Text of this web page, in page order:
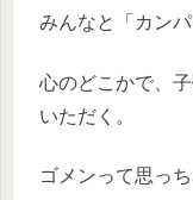
みんなと「カン
心のどこかで、
いただく。
ゴメンって思っち